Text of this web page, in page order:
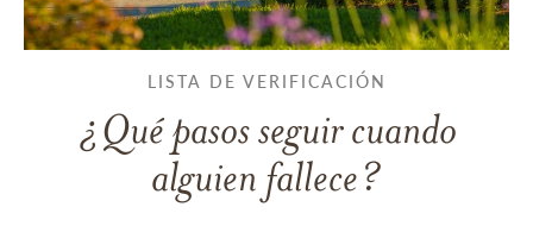
LISTA DE VERIFICACIÓN
¿Qué pasos seguir cuando
alguien fallece?